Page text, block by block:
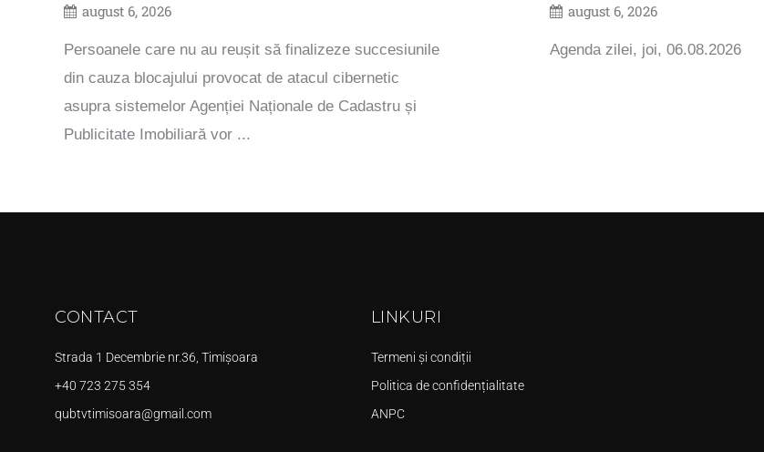
august 6, 2026
Persoanele care nu au reușit să finalizeze succesiunile
din cauza blocajului provocat de atacul cibernetic
asupra sistemelor Agenției Naționale de Cadastru și
Publicitate Imobiliară vor ...
august 6, 2026
Agenda zilei, joi, 06.08.2026
CONTACT
Strada 1 Decembrie nr.36, Timișoara
+40 723 275 354
qubtvtimisoara@gmail.com
LINKURI
Termeni și condiții
Politica de confidențialitate
ANPC